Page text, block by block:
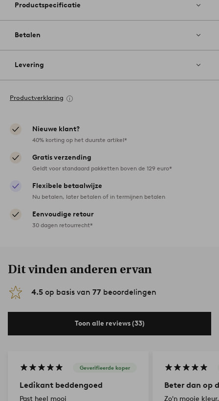
Productspecificatie
Betalen
Levering
Productverklaring
Nieuwe klant?
40% korting op het duurste artikel*
Gratis verzending
Geldt voor standaard pakketten boven de 129 euro*
Flexibele betaalwijze
Nu betalen, later betalen of in termijnen betalen
Eenvoudige retour
30 dagen retourrecht*
Dit vinden anderen ervan
4.5 op basis van 77 beoordelingen
Toon alle reviews (33)
Geverifieerde koper
Ledikant beddengoed
Past heel mooi
Beter dan op
Zo'n mooie